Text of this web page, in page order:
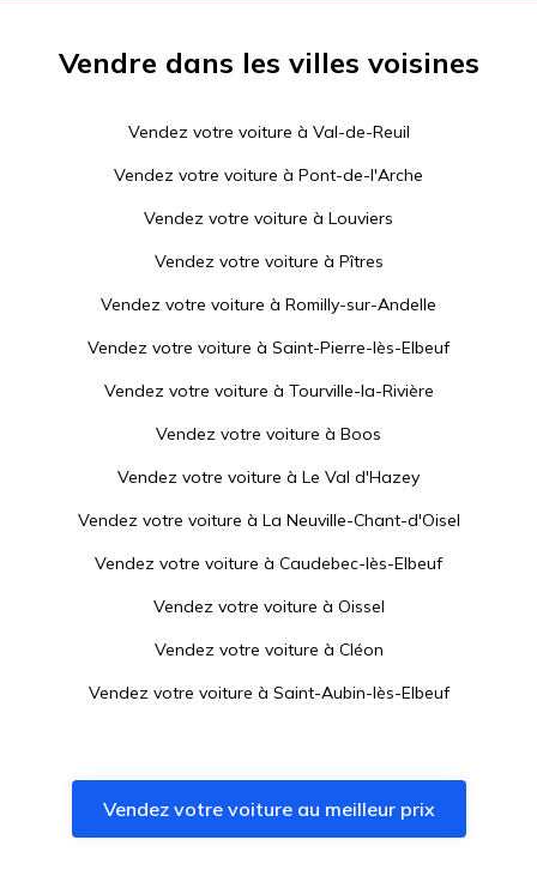
Vendre dans les villes voisines
Vendez votre voiture à Val-de-Reuil
Vendez votre voiture à Pont-de-l'Arche
Vendez votre voiture à Louviers
Vendez votre voiture à Pîtres
Vendez votre voiture à Romilly-sur-Andelle
Vendez votre voiture à Saint-Pierre-lès-Elbeuf
Vendez votre voiture à Tourville-la-Rivière
Vendez votre voiture à Boos
Vendez votre voiture à Le Val d'Hazey
Vendez votre voiture à La Neuville-Chant-d'Oisel
Vendez votre voiture à Caudebec-lès-Elbeuf
Vendez votre voiture à Oissel
Vendez votre voiture à Cléon
Vendez votre voiture à Saint-Aubin-lès-Elbeuf
Vendez votre voiture àCourcelles-sur-Seine
Vendez votre voiture àElbeuf
Vendez votre voiture au meilleur prix